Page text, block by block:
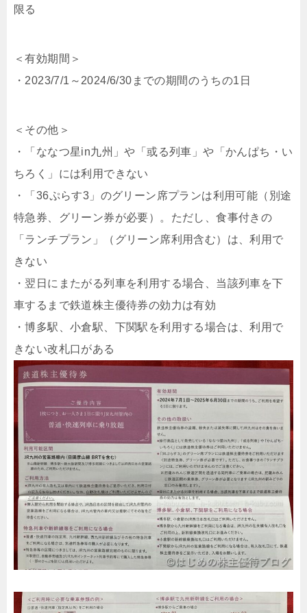
限る
＜有効期間＞
・2023/7/1～2024/6/30までの期間のうちの1日
＜その他＞
・「ななつ星in九州」や「或る列車」や「かんぱち・い
ちろく」には利用できない
・「36ぷらす3」のグリーン席プランは利用可能（別途
特急券、グリーン券が必要）。ただし、食事付きの
「ランチプラン」（グリーン席利用含む）は、利用で
きない
・翌日にまたがる列車を利用する場合、当該列車を下
車するまで鉄道株主優待券の効力は有効
・博多駅、小倉駅、下関駅を利用する場合は、利用で
きない改札口がある